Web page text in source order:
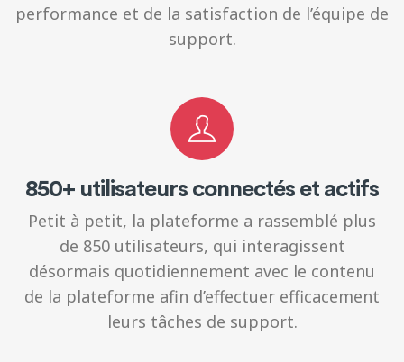
performance et de la satisfaction de l’équipe de
support.
850+ utilisateurs connectés et actifs
Petit à petit, la plateforme a rassemblé plus
de 850 utilisateurs, qui interagissent
désormais quotidiennement avec le contenu
de la plateforme afin d’effectuer efficacement
leurs tâches de support.